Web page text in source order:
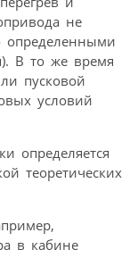
не
определенными
В то же время
пусковой
условий
определяется
теоретических
в кабине